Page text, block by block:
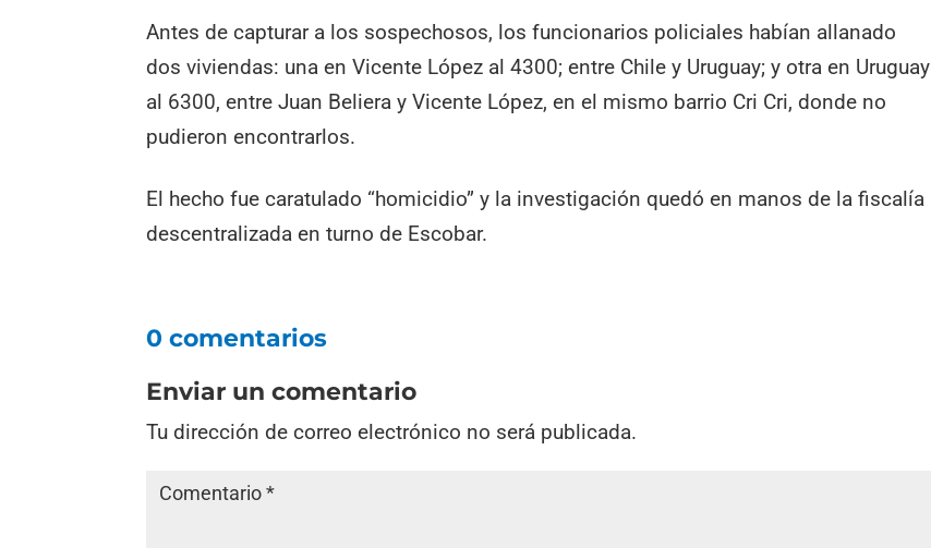
Antes de capturar a los sospechosos, los funcionarios policiales habían allanado
dos viviendas: una en Vicente López al 4300; entre Chile y Uruguay; y otra en Uruguay
al 6300, entre Juan Beliera y Vicente López, en el mismo barrio Cri Cri, donde no
pudieron encontrarlos.
El hecho fue caratulado “homicidio” y la investigación quedó en manos de la fiscalía
descentralizada en turno de Escobar.
0 comentarios
Enviar un comentario
Tu dirección de correo electrónico no será publicada.